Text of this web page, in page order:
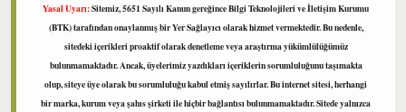
Yasal Uyarı:Sitemiz, 5651 Sayılı Kanun gereğince Bilgi Teknolojileri ve İletişim Kurumu
(BTK) tarafından onaylanmış bir Yer Sağlayıcı olarak hizmet vermektedir. Bu nedenle,
sitedeki içerikleri proaktif olarak denetleme veya araştırma yükümlülüğümüz
bulunmamaktadır. Ancak, üyelerimiz yazdıkları içeriklerin sorumluluğunu taşımakta
olup, siteye üye olarak bu sorumluluğu kabul etmiş sayılırlar. Bu internet sitesi, herhangi
bir marka, kurum veya şahıs şirketi ile hiçbir bağlantısı bulunmamaktadır. Sitede yalnızca